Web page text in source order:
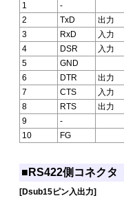
1
-
2
TxD
出力
3
RxD
入力
4
DSR
入力
5
GND
6
DTR
出力
7
CTS
入力
8
RTS
出力
9
-
10
FG
■RS422側コネクタ
[Dsub15ピン入出力]